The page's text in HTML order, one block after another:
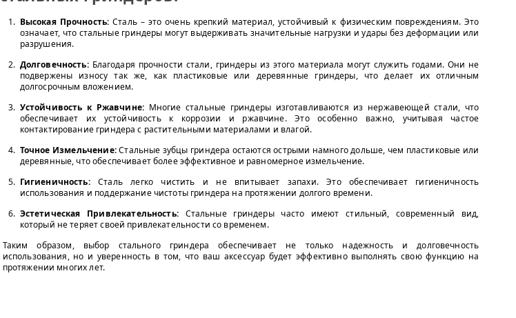
Высокая Прочность: Сталь – это очень крепкий материал, устойчивый к физическим повреждениям. Это
означает, что стальные гриндеры могут выдерживать значительные нагрузки и удары без деформации или
разрушения.
Долговечность:Благодаря прочности стали, гриндеры из этого материала могут служить годами. Они не
подвержены износу так же, как пластиковые или деревянные гриндеры, что делает их отличным
долгосрочным вложением.
Устойчивость к Ржавчине: Многие стальные гриндеры изготавливаются из нержавеющей стали, что
обеспечивает их устойчивость к коррозии и ржавчине. Это особенно важно, учитывая частое
контактирование гриндера с растительными материалами и влагой.
Точное Измельчение:Стальные зубцы гриндера остаются острыми намного дольше, чем пластиковые или
деревянные, что обеспечивает более эффективное и равномерное измельчение.
Гигиеничность:Сталь легко чистить и не впитывает запахи. Это обеспечивает гигиеничность
использования и поддержание чистоты гриндера на протяжении долгого времени.
Эстетическая Привлекательность:Стальные гриндеры часто имеют стильный, современный вид,
который не теряет своей привлекательности со временем.
Таким образом, выбор стального гриндера обеспечивает не только надежность и долговечность
использования, но и уверенность в том, что ваш аксессуар будет эффективно выполнять свою функцию на
протяжении многих лет.